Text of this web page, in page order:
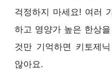
걱정하지 마세요! 여러
하고 영양가 높은 한상
것만 기억하면 키토제
않아요.